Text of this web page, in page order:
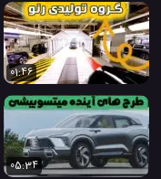
01:46
05:34